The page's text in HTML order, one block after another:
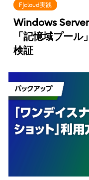
FJcloud実践
Windows
「記憶域プー
検証